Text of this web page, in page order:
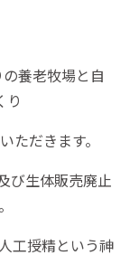
養老牧場と自
り
ただきます。
び生体販売廃止
工授精という神